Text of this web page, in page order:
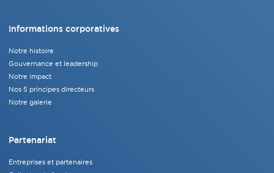
Informations corporatives
Notre histoire
Gouvernance et leadership
Notre impact
Nos 5 principes directeurs
Notre galerie
Partenariat
Entreprises et partenaires